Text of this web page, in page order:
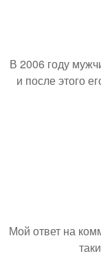
В 2006 году
и после этого
Мой ответ на